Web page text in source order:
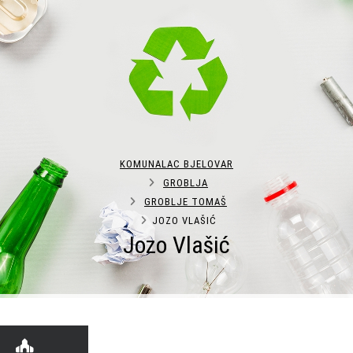
Jozo Vlašić
KOMUNALAC BJELOVAR
GROBLJA
GROBLJE TOMAŠ
JOZO VLAŠIĆ